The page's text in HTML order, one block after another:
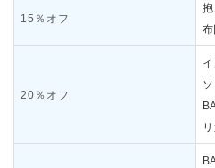
15％オフ
布
20％オフ